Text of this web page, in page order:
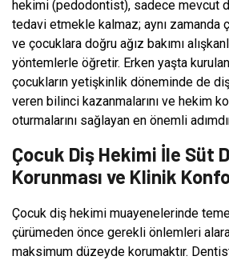
hekimi (pedodontist), sadece mevcut
tedavi etmekle kalmaz; aynı
ve çocuklara doğru ağız bakımı
yöntemlerle öğretir. Erken yaşta
çocukların yetişkinlik döneminde de
veren bilinci kazanmalarını ve hekim
oturmalarını sağlayan en önemli
Çocuk Diş Hekimi İle Süt
Korunması ve Klinik
Çocuk diş hekimi muayenelerinde
çürümeden önce gerekli önlemleri
maksimum düzeyde korumaktır.